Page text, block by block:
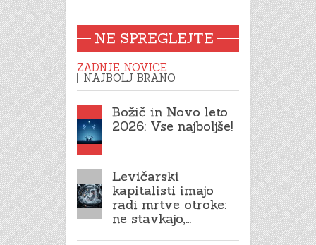
NE SPREGLEJTE
ZADNJE NOVICE
NAJBOLJ BRANO
Božič in Novo leto
2026: Vse najboljše!
Levičarski
kapitalisti imajo
radi mrtve otroke:
ne stavkajo,…